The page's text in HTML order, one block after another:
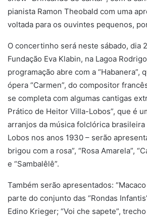
pianista Ramon Theobald com uma
voltada para os ouvintes pequenos,
O concertinho será neste sábado, dia
Fundação Eva Klabin, na Lagoa
programação abre com a “Habanera”,
ópera “Carmen”, do compositor
se completa com algumas cantigas
Prático de Heitor Villa-Lobos”, que é
arranjos da música folclórica
Lobos nos anos 1930 – serão
brigou com a rosa”, “Rosa Amarela”,
e “Sambalêlê”.
Também serão apresentados:
parte do conjunto das “Rondas
Edino Krieger; “Voi che sapete”,